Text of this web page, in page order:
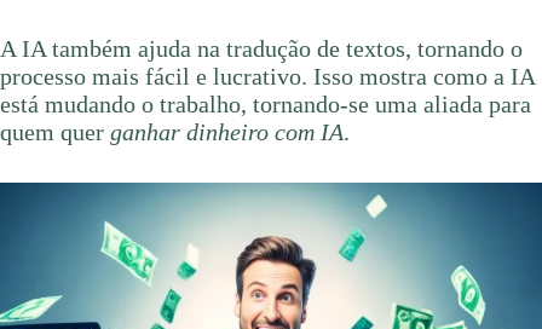
A IA também ajuda na tradução de textos, tornando o
processo mais fácil e lucrativo. Isso mostra como a IA
está mudando o trabalho, tornando-se uma aliada para
quem quer ganhar dinheiro com IA.